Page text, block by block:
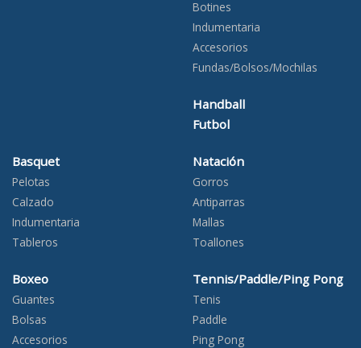
Botines
Indumentaria
Accesorios
Fundas/Bolsos/Mochilas
Handball
Futbol
Basquet
Pelotas
Calzado
Indumentaria
Tableros
Boxeo
Guantes
Bolsas
Accesorios
Natación
Gorros
Antiparras
Mallas
Toallones
Tennis/Paddle/Ping Pong
Tenis
Paddle
Ping Pong